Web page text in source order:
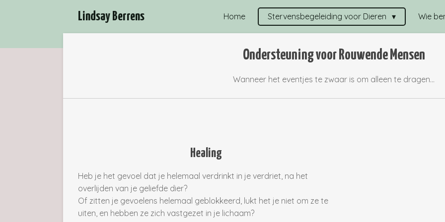
de
Lindsay Berrens Home Stervensbegeleiding voor Dieren Wie
Ondersteuning voor Rouwende Mensen
Wanneer het eventjes te zwaar is om alleen te dragen...
Healing
Heb je het gevoel dat je helemaal verdrinkt in je verdriet, na het
overlijden van je geliefde dier?
Of zitten je gevoelens helemaal geblokkeerd, lukt het je niet om ze te
uiten, en hebben ze zich vastgezet in je lichaam?